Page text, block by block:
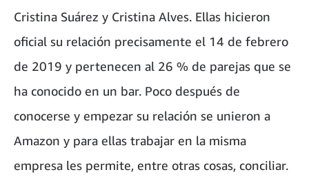
Cristina Suárez y Cristina Alves. Ellas hicieron
oficial su relación precisamente el 14 de febrero
de 2019 y pertenecen al 26 % de parejas que se
ha conocido en un bar. Poco después de
conocerse y empezar su relación se unieron a
Amazon y para ellas trabajar en la misma
empresa les permite, entre otras cosas, conciliar.